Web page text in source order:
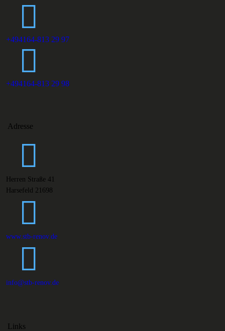
+494164-813 29 97
+494164-813 29 98
Adresse
Herren Straße 41
Harsefeld 21698
www.stb-renov.de
info@stb-renov.de
Links